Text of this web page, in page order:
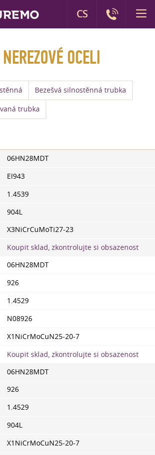
OCELI
Bezešvá silnostěnná trubka
trubka
06HN28MDT
EI943
1.4539
904L
X3NiCrCuMoTi27-23
Koupit sklad, zkontrolujte si obsazenost
06HN28MDT
926
1.4529
N08926
X1NiCrMoCuN25-20-7
Koupit sklad, zkontrolujte si obsazenost
06HN28MDT
926
1.4529
904L
X1NiCrMoCuN25-20-7
CS